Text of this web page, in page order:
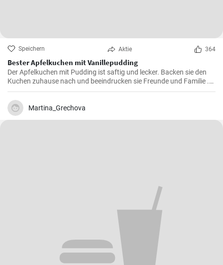
Speichern Aktie 364
Bester Apfelkuchen mit Vanillepudding
Der Apfelkuchen mit Pudding ist saftig und lecker. Backen sie den
Kuchen zuhause nach und beeindrucken sie Freunde und Familie .
Passend zur Herbstzeit in der Apfelernte.
Martina_Grechova